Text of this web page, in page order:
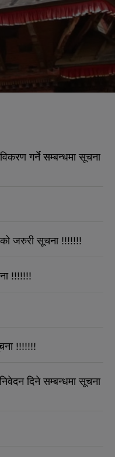
गर्ने सम्बन्धमा सूचना
जरुरी सूचना !!!!!!!
!!!!!!!
!!!!!!!
दिने सम्बन्धमा सूचना